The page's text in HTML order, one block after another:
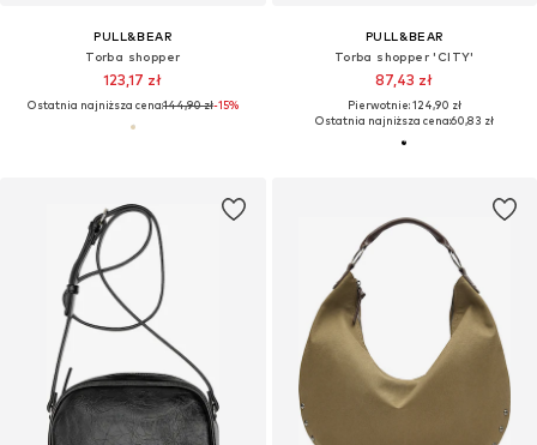
PULL&BEAR
Torba shopper
123,17 zł
Ostatnia najniższa cena:144,90 zł-15%
PULL&BEAR
Torba shopper 'CITY'
87,43 zł
Pierwotnie: 124,90 zł
Ostatnia najniższa cena:60,83 zł